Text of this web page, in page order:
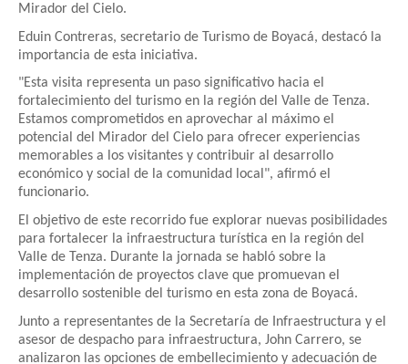
Mirador del Cielo.
Eduin Contreras, secretario de Turismo de Boyacá, destacó la
importancia de esta iniciativa.
"Esta visita representa un paso significativo hacia el
fortalecimiento del turismo en la región del Valle de Tenza.
Estamos comprometidos en aprovechar al máximo el
potencial del Mirador del Cielo para ofrecer experiencias
memorables a los visitantes y contribuir al desarrollo
económico y social de la comunidad local", afirmó el
funcionario.
El objetivo de este recorrido fue explorar nuevas posibilidades
para fortalecer la infraestructura turística en la región del
Valle de Tenza. Durante la jornada se habló sobre la
implementación de proyectos clave que promuevan el
desarrollo sostenible del turismo en esta zona de Boyacá.
Junto a representantes de la Secretaría de Infraestructura y el
asesor de despacho para infraestructura, John Carrero, se
analizaron las opciones de embellecimiento y adecuación de